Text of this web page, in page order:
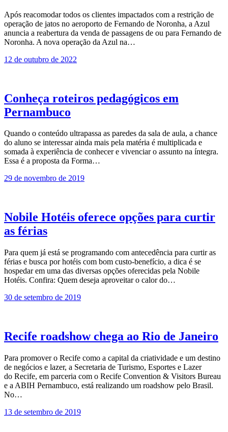
Após reacomodar todos os clientes impactados com a restrição de
operação de jatos no aeroporto de Fernando de Noronha, a Azul
anuncia a reabertura da venda de passagens de ou para Fernando de
Noronha. A nova operação da Azul na…
12 de outubro de 2022
Conheça roteiros pedagógicos em
Pernambuco
Quando o conteúdo ultrapassa as paredes da sala de aula, a chance
do aluno se interessar ainda mais pela matéria é multiplicada e
somada à experiência de conhecer e vivenciar o assunto na íntegra.
Essa é a proposta da Forma…
29 de novembro de 2019
Nobile Hotéis oferece opções para curtir
as férias
Para quem já está se programando com antecedência para curtir as
férias e busca por hotéis com bom custo-benefício, a dica é se
hospedar em uma das diversas opções oferecidas pela Nobile
Hotéis. Confira: Quem deseja aproveitar o calor do…
30 de setembro de 2019
Recife roadshow chega ao Rio de Janeiro
Para promover o Recife como a capital da criatividade e um destino
de negócios e lazer, a Secretaria de Turismo, Esportes e Lazer
do Recife, em parceria com o Recife Convention & Visitors Bureau
e a ABIH Pernambuco, está realizando um roadshow pelo Brasil.
No…
13 de setembro de 2019